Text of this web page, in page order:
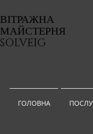
ВІТРАЖНА
МАЙСТЕРНЯ
SOLVEIG
ГОЛОВНА